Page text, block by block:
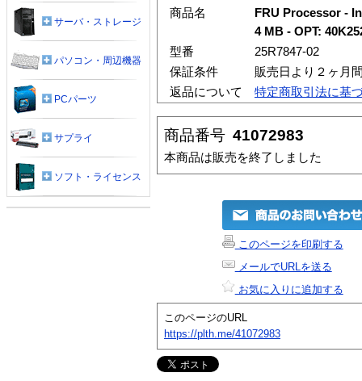
商品名
FRU Processor -
4 MB - OPT:
型番
25R7847-02
保証条件
販売日より２ヶ月
返品について
特定商取引法に基
商品番号 41072983
本商品は販売を終了しました
このページを印刷する
メールでURLを送る
お気に入りに追加する
このページのURL
https://plth.me/41072983
サーバ・ストレージ
パソコン・周辺機器
PCパーツ
サプライ
ソフト・ライセンス